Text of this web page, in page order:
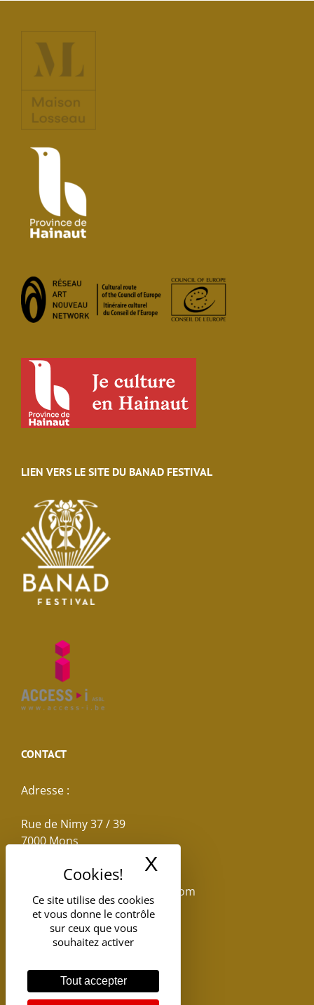
Ce site utilise des cookies
et vous donne le contrôle
sur ceux que vous
souhaitez activer
Tout accepter
X
LIEN VERS LE SITE DU BANAD FESTIVAL
CONTACT
Adresse :
Rue de Nimy 37 / 39
7000 Mons
reservations.losseau@gmail.com
Tel: +32(0)65.398.880